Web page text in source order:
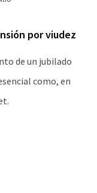
por viudez
de un jubilado
como, en